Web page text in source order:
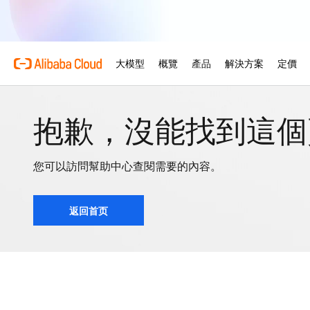
抱歉，沒能找到這
您可以訪問幫助中心查閱需要的內容。
返回首页